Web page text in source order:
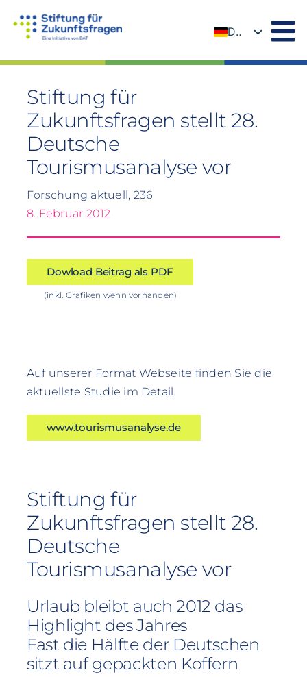
Inhalt
DE
Stiftung für
Zukunftsfragen stellt 28.
Deutsche
Tourismusanalyse vor
Forschung aktuell, 236
8. Februar 2012
Dowload Beitrag als PDF
(inkl. Grafiken wenn vorhanden)
Auf unserer Format Webseite finden Sie die
aktuellste Studie im Detail.
www.tourismusanalyse.de
Stiftung für
Zukunftsfragen stellt 28.
Deutsche
Tourismusanalyse vor
Urlaub bleibt auch 2012 das
Highlight des Jahres
Fast die Hälfte der Deutschen
sitzt auf gepackten Koffern